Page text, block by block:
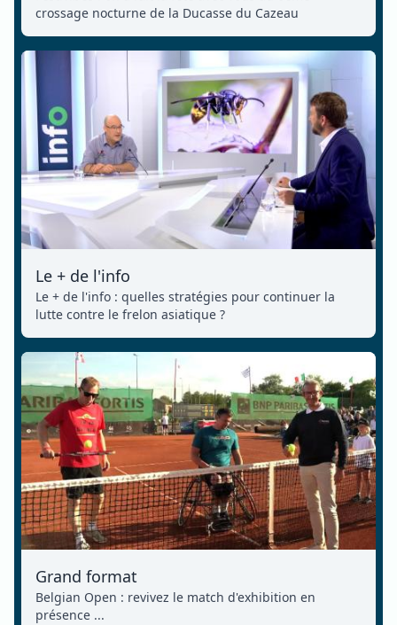
crossage nocturne de la Ducasse du Cazeau
Le + de l'info
Le + de l'info : quelles stratégies pour continuer la
lutte contre le frelon asiatique ?
Grand format
Belgian Open : revivez le match d'exhibition en
présence ...